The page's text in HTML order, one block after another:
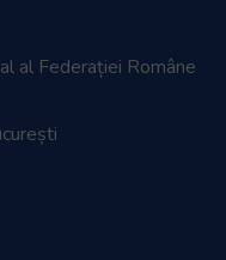
al Federației Române